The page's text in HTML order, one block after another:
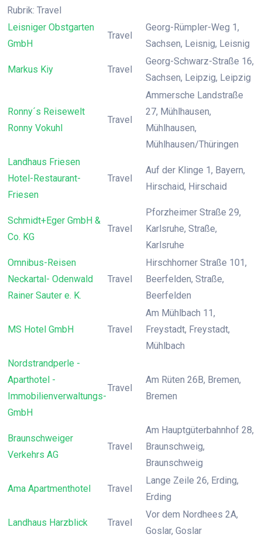
Rubrik: Travel
Leisniger Obstgarten
GmbH
Travel
Georg-Rümpler-Weg 1,
Sachsen, Leisnig, Leisnig
Markus Kiy Travel
Georg-Schwarz-Straße 16,
Sachsen, Leipzig, Leipzig
Ronny´s Reisewelt
Ronny Vokuhl
Travel
Ammersche Landstraße
27, Mühlhausen,
Mühlhausen,
Mühlhausen/Thüringen
Landhaus Friesen
Hotel-Restaurant-
Friesen
Travel
Auf der Klinge 1, Bayern,
Hirschaid, Hirschaid
Schmidt+Eger GmbH &
Co. KG
Travel
Pforzheimer Straße 29,
Karlsruhe, Straße,
Karlsruhe
Omnibus-Reisen
Neckartal- Odenwald
Rainer Sauter e. K.
Travel
Hirschhorner Straße 101,
Beerfelden, Straße,
Beerfelden
MS Hotel GmbH Travel
Am Mühlbach 11,
Freystadt, Freystadt,
Mühlbach
Nordstrandperle -
Aparthotel -
Immobilienverwaltungs-
GmbH
Travel
Am Rüten 26B, Bremen,
Bremen
Braunschweiger
Verkehrs AG
Travel
Am Hauptgüterbahnhof 28,
Braunschweig,
Braunschweig
Ama Apartmenthotel Travel
Lange Zeile 26, Erding,
Erding
Landhaus Harzblick Travel
Vor dem Nordhees 2A,
Goslar, Goslar